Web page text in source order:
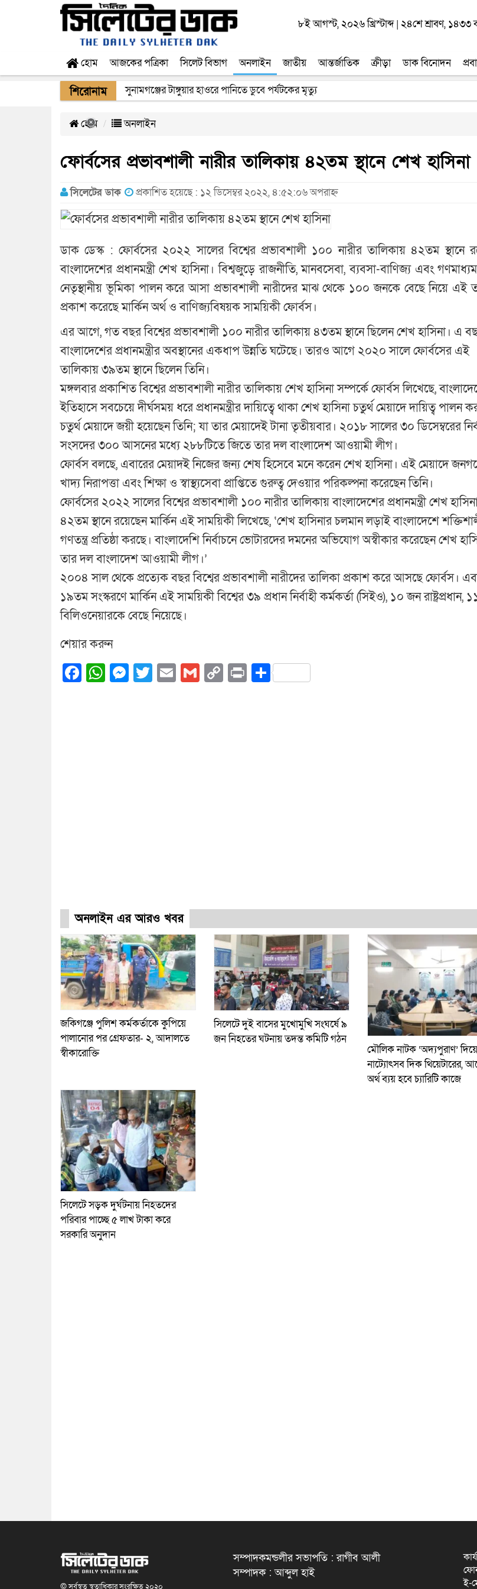
৮ই আগস্ট, ২০২৬ খ্রিস্টাব্দ| ২৪শে শ্রাবণ, ১৪৩৩
হোম আজকের পত্রিকা সিলেট বিভাগ অনলাইন জাতীয় আন্তর্জাতিক ক্রীড়া ডাক বিনোদন
শিরোনাম সুনামগঞ্জের টাঙ্গুয়ার হাওরে পানিতে ডুবে পর্যটকের মৃত্যু
হোম অনলাইন
ফোর্বসের প্রভাবশালী নারীর তালিকায় ৪২তম স্থানে শেখ হাসিনা
সিলেটের ডাক প্রকাশিত হয়েছে : ১২ ডিসেম্বর ২০২২, ৪:৫২:০৬ অপরাহ্ন
ডাক ডেস্ক : ফোর্বসের ২০২২ সালের বিশ্বের প্রভাবশালী ১০০ নারীর তালিকায় ৪২তম স্থানে
বাংলাদেশের প্রধানমন্ত্রী শেখ হাসিনা। বিশ্বজুড়ে রাজনীতি, মানবসেবা, ব্যবসা-বাণিজ্য এবং
নেতৃস্থানীয় ভূমিকা পালন করে আসা প্রভাবশালী নারীদের মাঝ থেকে ১০০ জনকে বেছে নিয়ে এই
প্রকাশ করেছে মার্কিন অর্থ ও বাণিজ্যবিষয়ক সাময়িকী ফোর্বস।
এর আগে, গত বছর বিশ্বের প্রভাবশালী ১০০ নারীর তালিকায় ৪৩তম স্থানে ছিলেন শেখ হাসিনা। এ
বাংলাদেশের প্রধানমন্ত্রীর অবস্থানের একধাপ উন্নতি ঘটেছে। তারও আগে ২০২০ সালে ফোর্বসের এই
তালিকায় ৩৯তম স্থানে ছিলেন তিনি।
মঙ্গলবার প্রকাশিত বিশ্বের প্রভাবশালী নারীর তালিকায় শেখ হাসিনা সম্পর্কে ফোর্বস লিখেছে,
ইতিহাসে সবচেয়ে দীর্ঘসময় ধরে প্রধানমন্ত্রীর দায়িত্বে থাকা শেখ হাসিনা চতুর্থ মেয়াদে দায়িত্ব পালন
চতুর্থ মেয়াদে জয়ী হয়েছেন তিনি; যা তার মেয়াদেই টানা তৃতীয়বার। ২০১৮ সালের ৩০ ডিসেম্বরের
সংসদের ৩০০ আসনের মধ্যে ২৮৮টিতে জিতে তার দল বাংলাদেশ আওয়ামী লীগ।
ফোর্বস বলছে, এবারের মেয়াদই নিজের জন্য শেষ হিসেবে মনে করেন শেখ হাসিনা। এই মেয়াদে
খাদ্য নিরাপত্তা এবং শিক্ষা ও স্বাস্থ্যসেবা প্রাপ্তিতে গুরুত্ব দেওয়ার পরিকল্পনা করেছেন তিনি।
ফোর্বসের ২০২২ সালের বিশ্বের প্রভাবশালী ১০০ নারীর তালিকায় বাংলাদেশের প্রধানমন্ত্রী শেখ
৪২তম স্থানে রয়েছেন মার্কিন এই সাময়িকী লিখেছে, ‘শেখ হাসিনার চলমান লড়াই বাংলাদেশে
গণতন্ত্র প্রতিষ্ঠা করছে। বাংলাদেশি নির্বাচনে ভোটারদের দমনের অভিযোগ অস্বীকার করেছেন শেখ
তার দল বাংলাদেশ আওয়ামী লীগ।’
২০০৪ সাল থেকে প্রত্যেক বছর বিশ্বের প্রভাবশালী নারীদের তালিকা প্রকাশ করে আসছে ফোর্বস।
১৯তম সংস্করণে মার্কিন এই সাময়িকী বিশ্বের ৩৯ প্রধান নির্বাহী কর্মকর্তা (সিইও), ১০ জন রাষ্ট্রপ্রধান,
বিলিওনেয়ারকে বেছে নিয়েছে।
শেয়ার করুন
Facebook
WhatsApp
Messenger
Twitter
EmailGmailCopy
PrintShare
অনলাইন এর আরও খবর
জকিগঞ্জে পুলিশ কর্মকর্তাকে কুপিয়ে
পালানোর পর গ্রেফতার- ২, আদালতে
স্বীকারোক্তি
সিলেটে দুই বাসের মুখোমুখি সংঘর্ষে ৯
জন নিহতের ঘটনায় তদন্ত কমিটি গঠন
মৌলিক নাটক ‘অদ্যপুরাণ’ দিয়ে
নাট্যোৎসব দিক থিয়েটারের,
অর্থ ব্যয় হবে চ্যারিটি কাজে
সিলেটে সড়ক দুর্ঘটনায় নিহতদের
পরিবার পাচ্ছে ৫ লাখ টাকা করে
সরকারি অনুদান
© সর্বস্বত্ব স্বত্বাধিকার সংরক্ষিত ২০২০
সম্পাদকমন্ডলীর সভাপতি : রাগীব আলী
সম্পাদক : আব্দুল হাই
ই-